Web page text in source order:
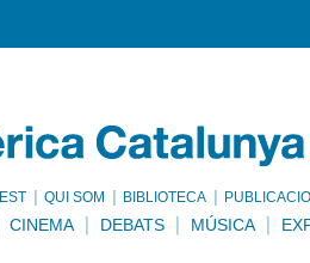
QUI SOM BIBLIOTECA
CINEMA DEBATS MÚSICA